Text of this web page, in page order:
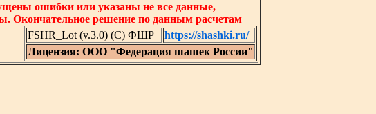
ошибки или указаны не все данные,
Окончательное решение по данным расчетам
FSHR_Lot (v.3.0) (C) ФШР
https://shashki.ru/
Лицензия: ООО "Федерация шашек России"